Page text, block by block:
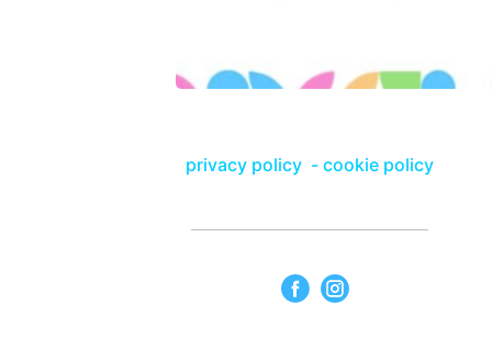
privacy policy - cookie policy